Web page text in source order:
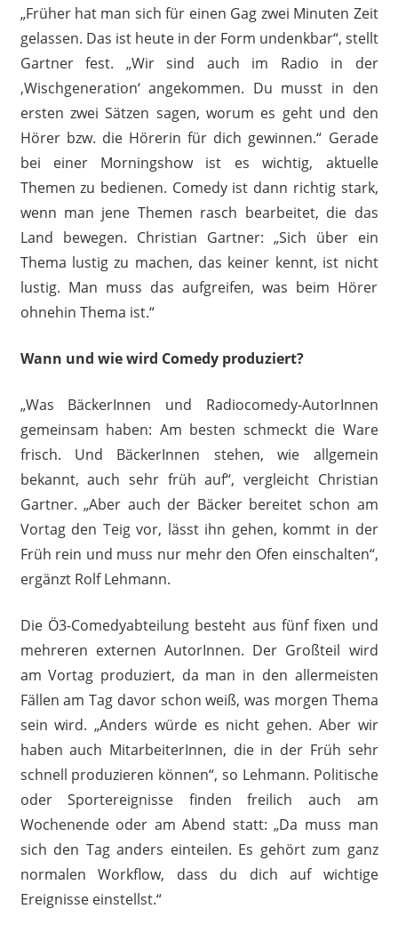
„Früher hat man sich für einen Gag zwei Minuten Zeit
gelassen. Das ist heute in der Form undenkbar“, stellt
Gartner fest. „Wir sind auch im Radio in der
‚Wischgeneration‘ angekommen. Du musst in den
ersten zwei Sätzen sagen, worum es geht und den
Hörer bzw. die Hörerin für dich gewinnen.“ Gerade
bei einer Morningshow ist es wichtig, aktuelle
Themen zu bedienen. Comedy ist dann richtig stark,
wenn man jene Themen rasch bearbeitet, die das
Land bewegen. Christian Gartner: „Sich über ein
Thema lustig zu machen, das keiner kennt, ist nicht
lustig. Man muss das aufgreifen, was beim Hörer
ohnehin Thema ist.“
Wann und wie wird Comedy produziert?
„Was BäckerInnen und Radiocomedy-AutorInnen
gemeinsam haben: Am besten schmeckt die Ware
frisch. Und BäckerInnen stehen, wie allgemein
bekannt, auch sehr früh auf“, vergleicht Christian
Gartner. „Aber auch der Bäcker bereitet schon am
Vortag den Teig vor, lässt ihn gehen, kommt in der
Früh rein und muss nur mehr den Ofen einschalten“,
ergänzt Rolf Lehmann.
Die Ö3-Comedyabteilung besteht aus fünf fixen und
mehreren externen AutorInnen. Der Großteil wird
am Vortag produziert, da man in den allermeisten
Fällen am Tag davor schon weiß, was morgen Thema
sein wird. „Anders würde es nicht gehen. Aber wir
haben auch MitarbeiterInnen, die in der Früh sehr
schnell produzieren können“, so Lehmann. Politische
oder Sportereignisse finden freilich auch am
Wochenende oder am Abend statt: „Da muss man
sich den Tag anders einteilen. Es gehört zum ganz
normalen Workflow, dass du dich auf wichtige
Ereignisse einstellst.“